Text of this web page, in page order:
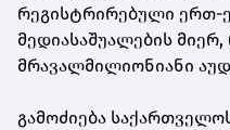
რეგისტრირებული
მედიასაშუალების
მრავალმილიონიანი
გამოძიება